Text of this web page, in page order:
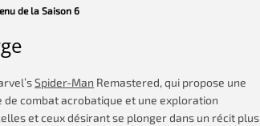
de la Saison 6
Spider-Man Remastered, qui propose une
combat acrobatique et une exploration
et ceux désirant se plonger dans un récit plus